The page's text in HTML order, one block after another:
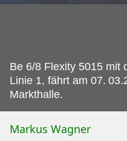
Be 6/8 Flexity 5015 mit
Linie 1, fährt am 07.
Markthalle.
Markus Wagner